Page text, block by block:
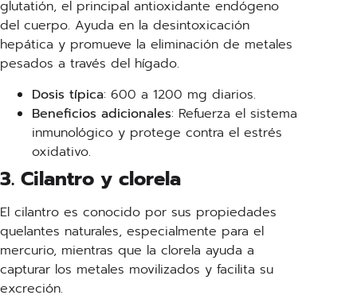
glutatión, el principal antioxidante endógeno
del cuerpo. Ayuda en la desintoxicación
hepática y promueve la eliminación de metales
pesados a través del hígado.
Dosis típica: 600 a 1200 mg diarios.
Beneficios adicionales: Refuerza el sistema
inmunológico y protege contra el estrés
oxidativo.
3. Cilantro y clorela
El cilantro es conocido por sus propiedades
quelantes naturales, especialmente para el
mercurio, mientras que la clorela ayuda a
capturar los metales movilizados y facilita su
excreción.